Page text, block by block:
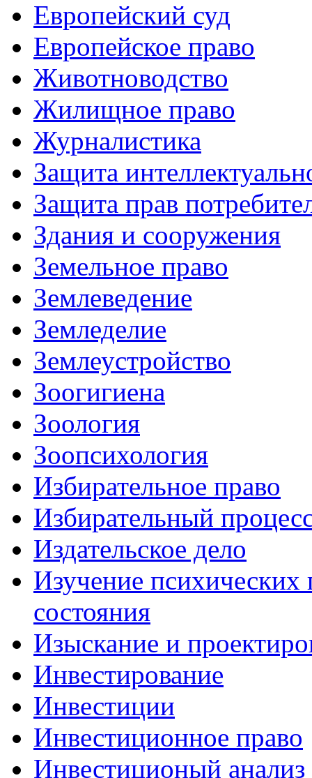
Европейский суд
Европейское право
Животноводство
Жилищное право
Журналистика
Защита
Защита прав
Здания и сооружения
Земельное право
Землеведение
Земледелие
Землеустройство
Зоогигиена
Зоология
Зоопсихология
Избирательное право
Избирательный
Издательское дело
Изучение психических
состояния
Изыскание и
Инвестирование
Инвестиции
Инвестиционное право
Инвестиционый анализ